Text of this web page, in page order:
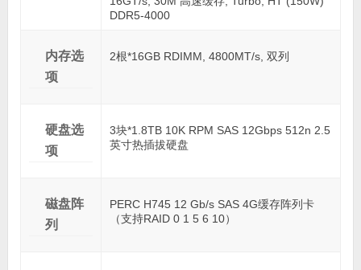
DDR5-4000
内存选
项
2根*16GB RDIMM, 4800MT/s, 双列
硬盘选
项
3块*1.8TB 10K RPM SAS 12Gbps 512n 2.5
英寸热插拔硬盘
磁盘阵
列
PERC H745 12 Gb/s SAS 4G缓存阵列卡
（支持RAID 0 1 5 6 10）